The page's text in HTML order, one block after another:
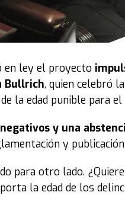
en ley el proyecto
Bullrich, quien celebró
la edad punible para
y una
y
para otro lado.
la edad de los